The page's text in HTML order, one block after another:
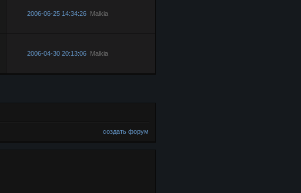
2006-06-25 14:34:26 Malkia
2006-04-30 20:13:06 Malkia
создать форум